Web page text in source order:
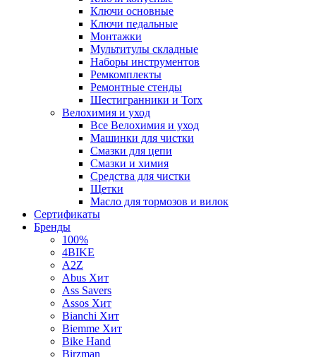
Ключи основные
Ключи педальные
Монтажки
Мультитулы складные
Наборы инструментов
Ремкомплекты
Ремонтные стенды
Шестигранники и Torx
Велохимия и уход
Все Велохимия и уход
Машинки для чистки
Смазки для цепи
Смазки и химия
Средства для чистки
Щетки
Масло для тормозов и вилок
Сертификаты
Бренды
100%
4BIKE
A2Z
Abus Хит
Ass Savers
Assos Хит
Bianchi Хит
Biemme Хит
Bike Hand
Birzman